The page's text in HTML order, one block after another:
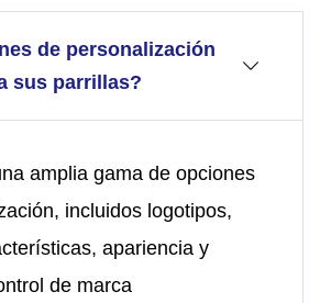
de personalización
sus parrillas?
amplia gama de opciones
incluidos logotipos,
apariencia y
de marca